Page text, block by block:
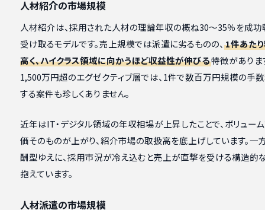
人材紹介の市場規模
人材紹介は、採用された人材の理論年収の概ね30〜35％を成功
受け取るモデルです。売上規模では派遣に劣るものの、 1件あた
高く、ハイクラス領域に向かうほど収益性が伸びる特徴がありま
1,500万円超のエグゼクティブ層では、1件で数百万円規模の手
する案件も珍しくありません。
近年はIT・デジタル領域の年収相場が上昇したことで、ボリュー
価そのものが上がり、紹介市場の取扱高を底上げしています。一
酬型ゆえに、採用市況が冷え込むと売上が直撃を受ける構造的
抱えています。
人材派遣の市場規模